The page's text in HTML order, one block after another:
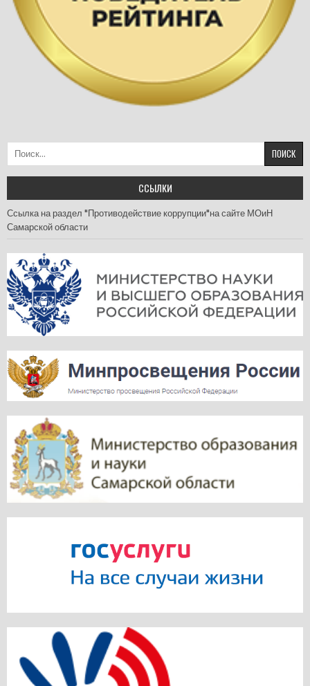
ССЫЛКИ
Ссылка на раздел "Противодействие коррупции"на сайте МОиН
Самарской области